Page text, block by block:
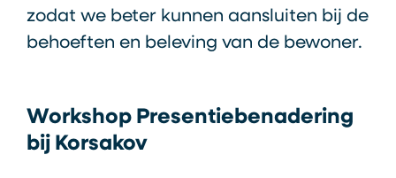
zodat we beter kunnen aansluiten bij de
behoeften en beleving van de bewoner.
Workshop Presentiebenadering
bij Korsakov